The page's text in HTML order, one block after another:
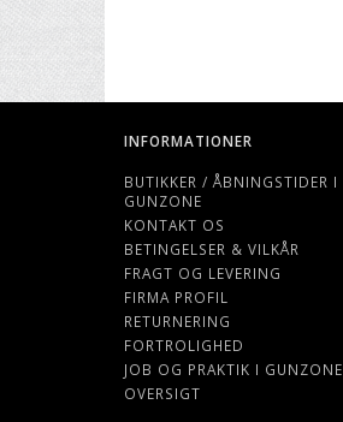
INFORMATIONER
BUTIKKER / ÅBNINGSTIDER I
GUNZONE
KONTAKT OS
BETINGELSER & VILKÅR
FRAGT OG LEVERING
FIRMA PROFIL
RETURNERING
FORTROLIGHED
JOB OG PRAKTIK I GUNZONE
OVERSIGT